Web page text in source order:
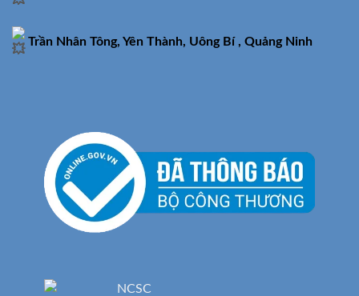
Trần Nhân Tông, Yên Thành, Uông Bí , Quảng Ninh